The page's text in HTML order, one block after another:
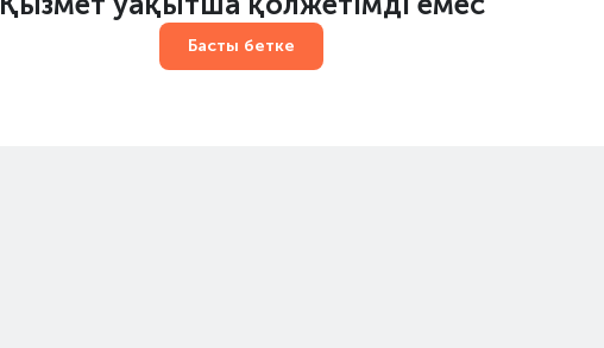
Басты бетке